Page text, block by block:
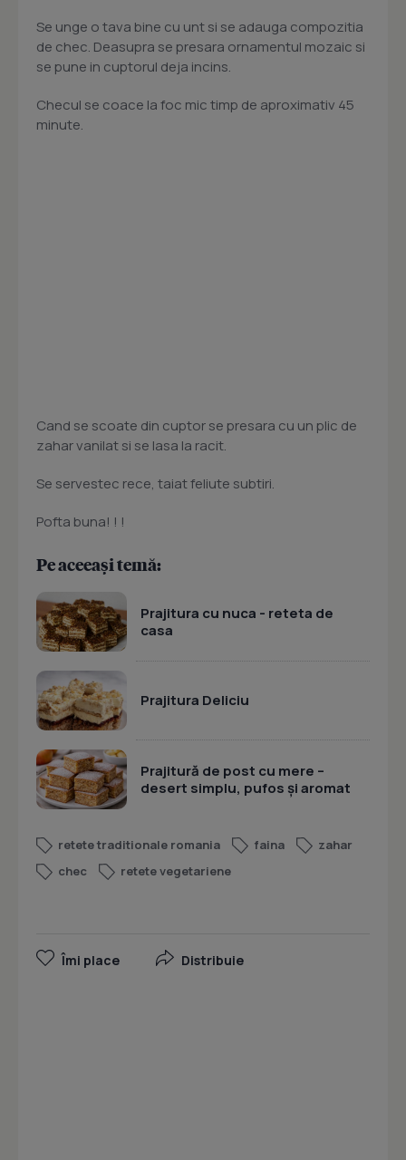
Se unge o tava bine cu unt si se adauga compozitia
de chec. Deasupra se presara ornamentul mozaic si
se pune in cuptorul deja incins.
Checul se coace la foc mic timp de aproximativ 45
minute.
Cand se scoate din cuptor se presara cu un plic de
zahar vanilat si se lasa la racit.
Se servestec rece, taiat feliute subtiri.
Pofta buna! ! !
Pe aceeași temă:
Prajitura cu nuca - reteta de
casa
Prajitura Deliciu
Prajitură de post cu mere –
desert simplu, pufos și aromat
retete traditionale romania faina
zahar
chec
retete vegetariene
Îmi place Distribuie